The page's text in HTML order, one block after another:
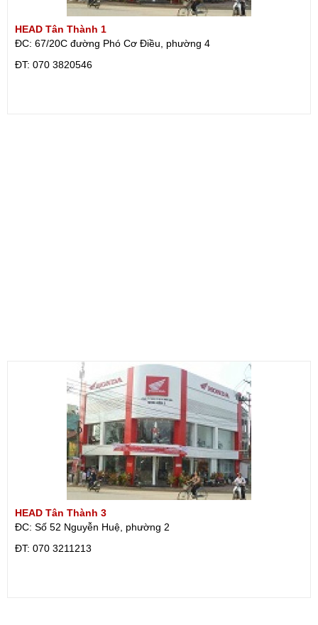
HEAD Tân Thành 1
ĐC: 67/20C đường Phó Cơ Điều, phường 4
ÐT: 070 3820546
HEAD Tân Thành 3
ĐC: Số 52 Nguyễn Huệ, phường 2
ÐT: 070 3211213